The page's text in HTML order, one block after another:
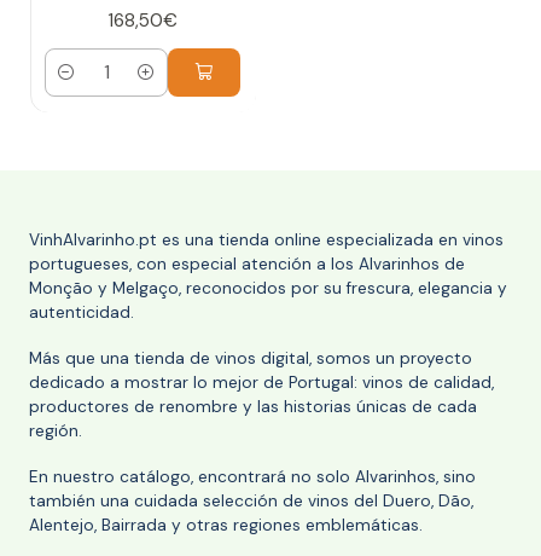
168,50€
Cantidad
VinhAlvarinho.pt es una tienda online especializada en vinos
portugueses, con especial atención a los Alvarinhos de
Monção y Melgaço, reconocidos por su frescura, elegancia y
autenticidad.
Más que una tienda de vinos digital, somos un proyecto
dedicado a mostrar lo mejor de Portugal: vinos de calidad,
productores de renombre y las historias únicas de cada
región.
En nuestro catálogo, encontrará no solo Alvarinhos, sino
también una cuidada selección de vinos del Duero, Dão,
Alentejo, Bairrada y otras regiones emblemáticas.